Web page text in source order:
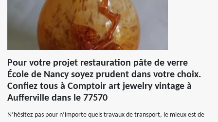
Pour votre projet restauration pâte de verre
École de Nancy soyez prudent dans votre choix.
Confiez tous à Comptoir art jewelry vintage à
Aufferville dans le 77570
N’hésitez pas pour n’importe quels travaux de transport, le mieux est de